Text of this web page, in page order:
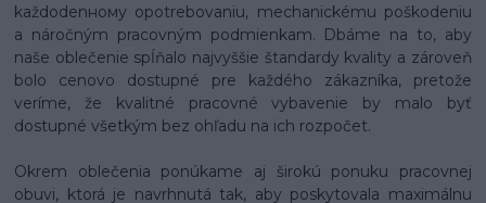
každodenному opotrebovaniu, mechanickému poškodeniu
a náročným pracovným podmienkam. Dbáme na to, aby
naše oblečenie spĺňalo najvyššie štandardy kvality a zároveň
bolo cenovo dostupné pre každého zákazníka, pretože
veríme, že kvalitné pracovné vybavenie by malo byť
dostupné všetkým bez ohľadu na ich rozpočet.
Okrem oblečenia ponúkame aj širokú ponuku pracovnej
obuvi, ktorá je navrhnutá tak, aby poskytovala maximálnu